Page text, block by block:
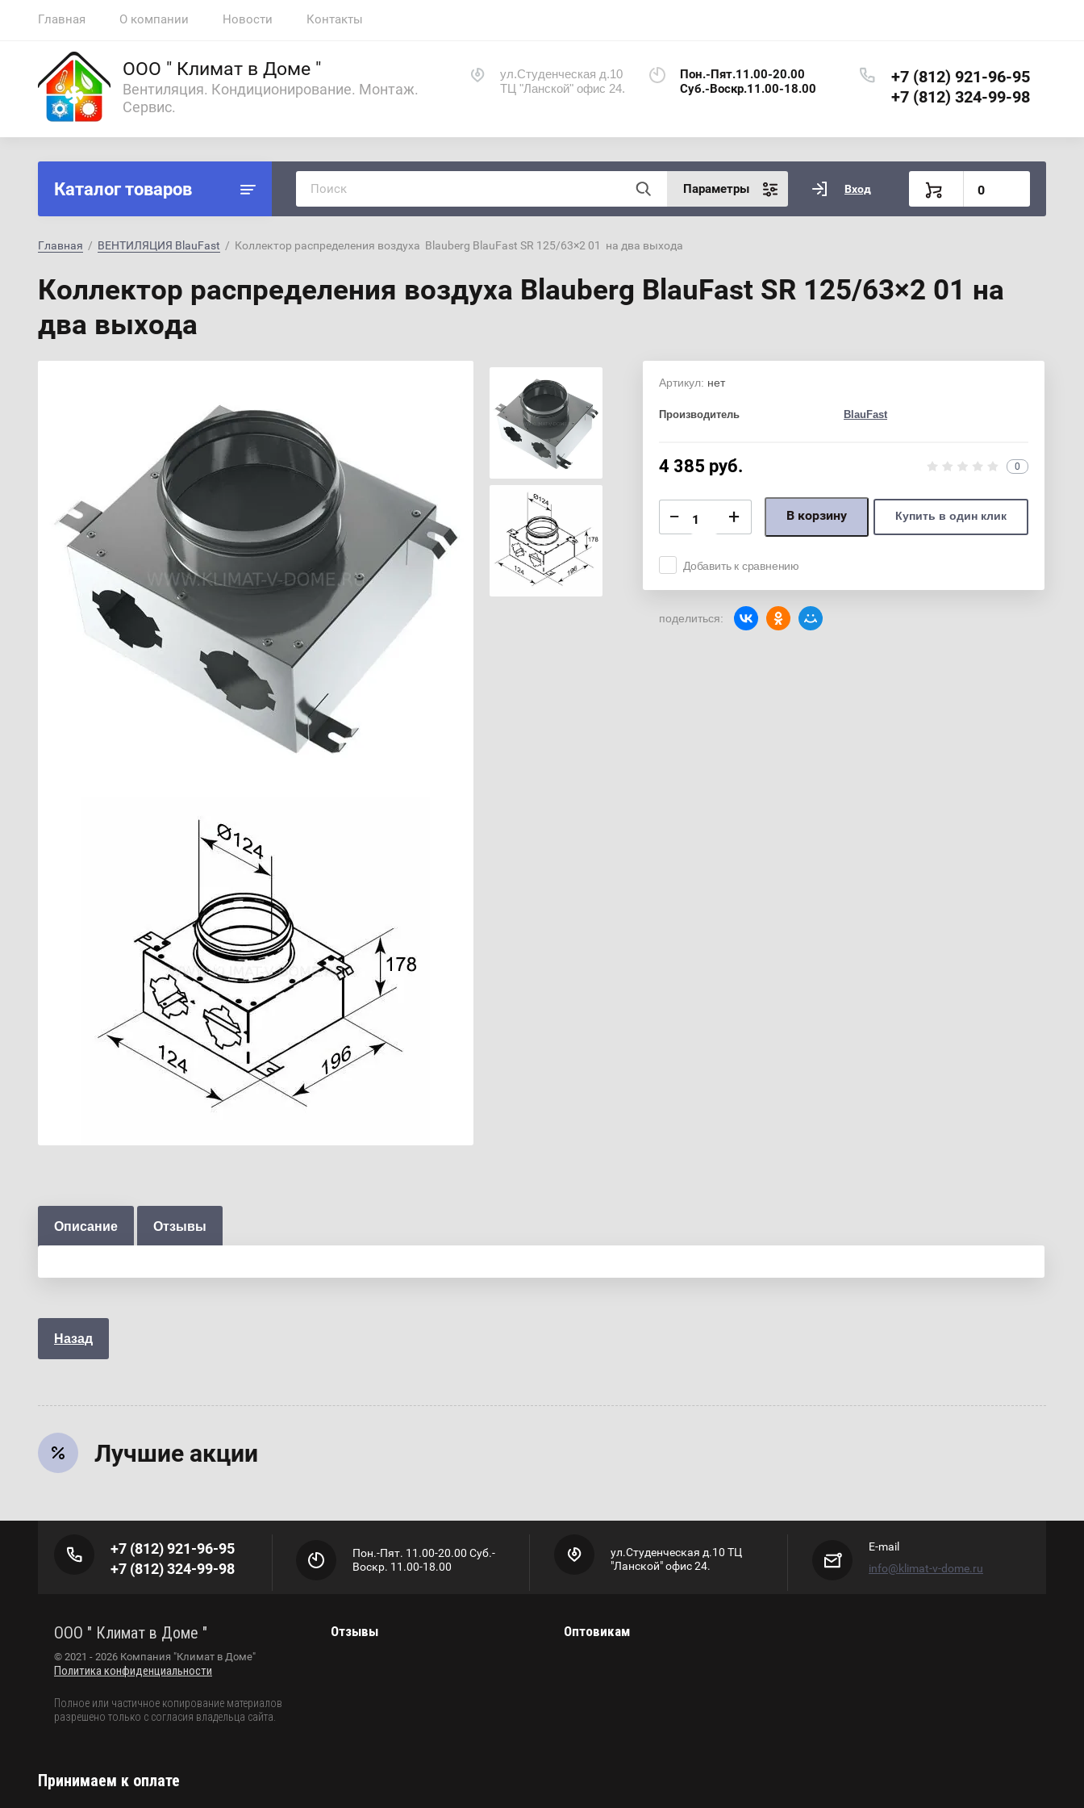
Главная О компании Новости Контакты
ООО " Климат в Доме "
Вентиляция. Кондиционирование. Монтаж.
Сервис.
ул.Студенческая д.10
ТЦ "Ланской" офис 24.
Пон.-Пят.11.00-20.00
Суб.-Воскр.11.00-18.00
+7 (812) 921-96-95
+7 (812) 324-99-98
Каталог товаров Параметры Вход 0
Главная
  /
ВЕНТИЛЯЦИЯ BlauFast
  /  Коллектор распределения воздуха  Blauberg BlauFast SR 125/63×2 01  на два выхода
Коллектор распределения воздуха Blauberg BlauFast SR 125/63×2 01 на
два выхода
Артикул: нет
Производитель BlauFast
4 385 руб. 0
− + В корзину Купить в один клик
Добавить к сравнению
поделиться:
Описание Отзывы
Назад
Лучшие акции
+7 (812) 921-96-95
+7 (812) 324-99-98
Пон.-Пят. 11.00-20.00 Суб.-
Воскр. 11.00-18.00
ул.Студенческая д.10 ТЦ
"Ланской" офис 24.
E-mail
info@klimat-v-dome.ru
ООО " Климат в Доме "
© 2021 - 2026 Компания "Климат в Доме"
Политика конфиденциальности
Полное или частичное копирование материалов
разрешено только с согласия владельца сайта.
Отзывы Оптовикам
Принимаем к оплате